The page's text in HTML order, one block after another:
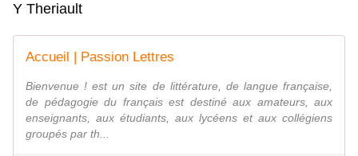
Y Theriault
Accueil | Passion Lettres
Bienvenue ! est un site de littérature, de langue française,
de pédagogie du français est destiné aux amateurs, aux
enseignants, aux étudiants, aux lycéens et aux collégiens
groupés par th...